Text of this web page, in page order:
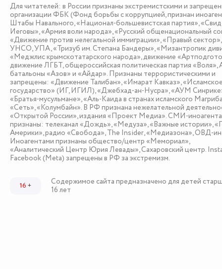
Для читателей: в России признаны экстремистскими и
организации ФБК (Фонд борьбы с коррупцией, признан
Штабы Навального, «Национал-большевистская партия»,
Иеговы», «Армия воли народа», «Русский общенациональный
«Движение против нелегальной иммиграции», «Правый
УНСО, УПА, «Тризуб им. Степана Бандеры», «Мизантропик
«Меджлис крымскотатарского народа», движение
движение ЛГБТ, общероссийская политическая партия «Воля»,
батальоны «Азов» и «Айдар». Признаны террористическими и
запрещены: «Движение Талибан», «Имарат Кавказ»,
государство» (ИГ, ИГИЛ), «Джебхад-ан-Нусра», «АУМ
«Братья-мусульмане», «Аль-Каида в странах исламского
«Сеть», «Колумбайн». В РФ признана нежелательной
«Открытой России», издания «Проект Медиа». СМИ-
признаны: телеканал «Дождь», «Медуза», «Важные истории»,
Америки», радио «Свобода», The Insider, «Медиазона», ОВД-
Иноагентами признаны общество/центр «Мемориал»,
«Аналитический Центр Юрия Левады», Сахаровский центр.
Facebook (Metа) запрещены в РФ за экстремизм.
16 +
Содержимое сайта предназначено для детей
16 лет